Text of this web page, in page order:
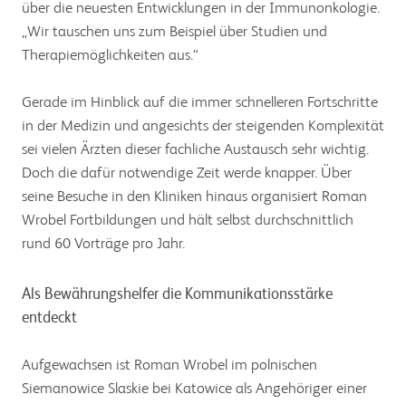
über die neuesten Entwicklungen in der Immunonkologie.
„Wir tauschen uns zum Beispiel über Studien und
Therapiemöglichkeiten aus.“
Gerade im Hinblick auf die immer schnelleren Fortschritte
in der Medizin und angesichts der steigenden Komplexität
sei vielen Ärzten dieser fachliche Austausch sehr wichtig.
Doch die dafür notwendige Zeit werde knapper. Über
seine Besuche in den Kliniken hinaus organisiert Roman
Wrobel Fortbildungen und hält selbst durchschnittlich
rund 60 Vorträge pro Jahr.
Als Bewährungshelfer die Kommunikationsstärke
entdeckt
Aufgewachsen ist Roman Wrobel im polnischen
Siemanowice Slaskie bei Katowice als Angehöriger einer